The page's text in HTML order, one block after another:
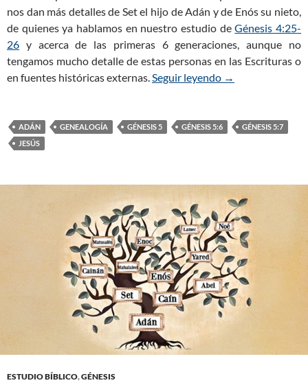
nos dan más detalles de Set el hijo de Adán y de Enós su nieto,
de quienes ya hablamos en nuestro estudio deGénesis 4:25-
26 y acerca de las primeras 6 generaciones, aunque no
tengamos mucho detalle de estas personas en las Escrituras o
en fuentes históricas externas.Seguir leyendo Génesis 5:6-20 –
→
ADÁN GENEALOGÍA GÉNESIS 5 GÉNESIS 5:6
GÉNESIS 5:7
JESÚS
ESTUDIO BÍBLICO,GÉNESIS